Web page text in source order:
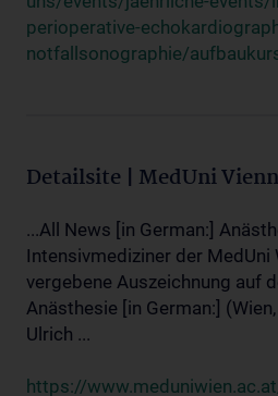
perioperative-
notfallsonographie/
Detailsite | MedUni
...All News [in German:]
Intensivmediziner der MedUni
vergebene Auszeichnung auf
Anästhesie [in German:]
Ulrich ...
https://